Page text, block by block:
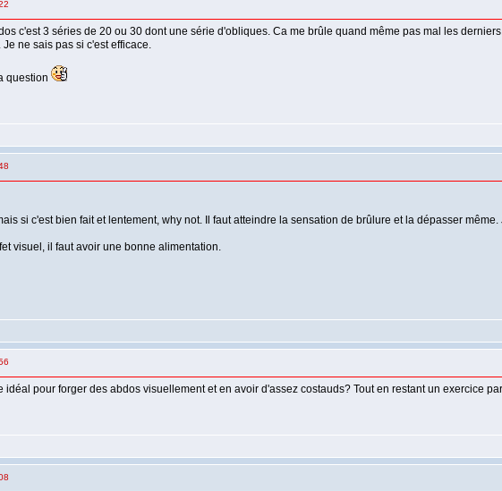
c'est 3 séries de 20 ou 30 dont une série d'obliques. Ca me brûle quand même pas mal les
ne sais pas si c'est efficace.
question
si c'est bien fait et lentement, why not. Il faut atteindre la sensation de brûlure et la dépasser
visuel, il faut avoir une bonne alimentation.
idéal pour forger des abdos visuellement et en avoir d'assez costauds? Tout en restant un exercice